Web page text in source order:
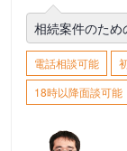
相続案件のため
電話相談可能
18時以降面談可能